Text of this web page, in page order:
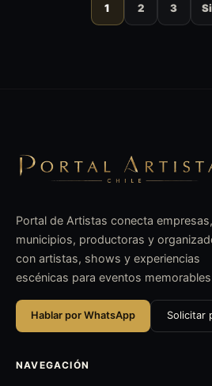
1 2 3
Portal de Artistas conecta empresas,
municipios, productoras y
con artistas, shows y experiencias
escénicas para eventos
Hablar por WhatsApp Solicitar
NAVEGACIÓN